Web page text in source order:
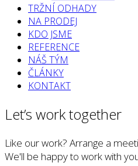
TRŽNÍ ODHADY
NA PRODEJ
KDO JSME
REFERENCE
NÁŠ TÝM
ČLÁNKY
KONTAKT
Let’s work together
Like our work? Arrange a
We'll be happy to work with